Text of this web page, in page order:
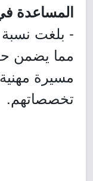
المساعدة
مما يضمن
مسيرة
تخصصاتهم.